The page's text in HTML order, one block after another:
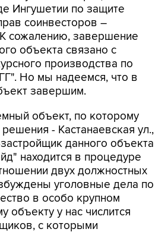
Ингушетии по защите
соинвесторов –
сожалению, завершение
объекта связано с
производства по
Но мы надеемся, что в
завершим.
объект, по которому
- Кастанаевская ул.,
данного объекта
находится в процедуре
двух должностных
уголовные дела по
в особо крупном
объекту у нас числится
с которыми